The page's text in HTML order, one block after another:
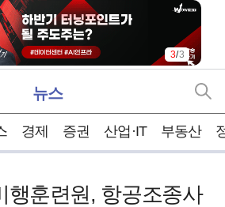
3/3
뉴스
경제 증권 산업·IT 부동산
행훈련원, 항공조종사